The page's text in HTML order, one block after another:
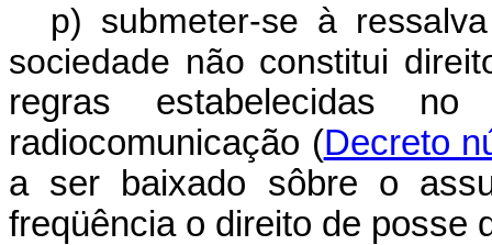
p) submeter-se à
sociedade não constitui
regras estabelecidas
radiocomunicação (Decreto
a ser baixado sôbre o
freqüência o direito de posse